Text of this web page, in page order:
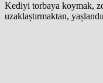
Kediyi torbaya koymak,
uzaklaștırmaktan,